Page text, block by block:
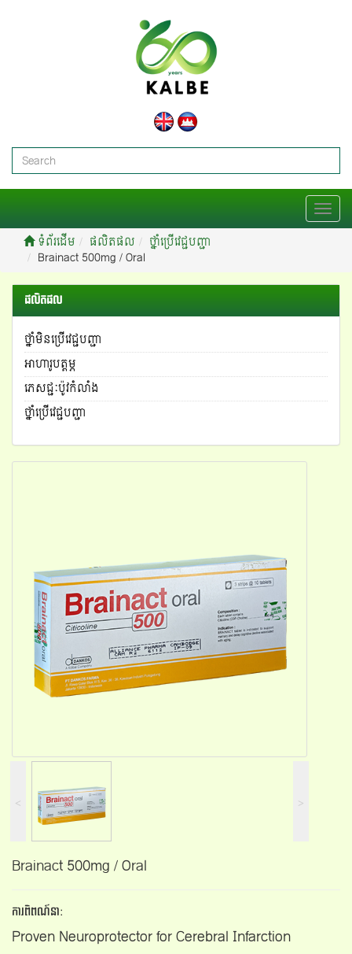
T
o
l
e
a
i
t
n
ទំព័រដើម ផលិតផល
ថ្នាំប្រើវេជ្ជបញ្ជា
Brainact 500mg / Oral
ផលិតផល
ថ្នាំមិនប្រើវេជ្ជបញ្ជា
អាហារូបត្តម្ភ
ភេសជ្ជៈប៉ូវកំលាំង
ថ្នាំប្រើវេជ្ជបញ្ជា
˂ ˃
Brainact 500mg / Oral
ការពិពណ៍នា:
Proven Neuroprotector for Cerebral Infarction